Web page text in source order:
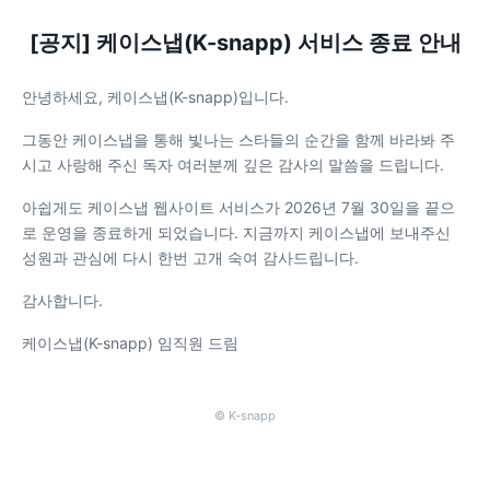
[공지] 케이스냅(K-snapp) 서비스 종료 안내
안녕하세요, 케이스냅(K-snapp)입니다.
그동안 케이스냅을 통해 빛나는 스타들의 순간을 함께 바라봐 주
시고 사랑해 주신 독자 여러분께 깊은 감사의 말씀을 드립니다.
아쉽게도 케이스냅 웹사이트 서비스가 2026년 7월 30일을 끝으
로 운영을 종료하게 되었습니다. 지금까지 케이스냅에 보내주신
성원과 관심에 다시 한번 고개 숙여 감사드립니다.
감사합니다.
케이스냅(K-snapp) 임직원 드림
© K-snapp